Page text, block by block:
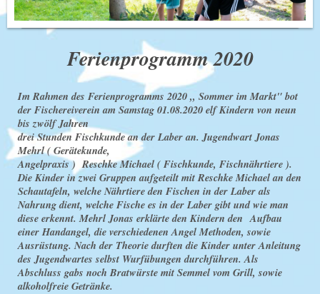
Ferienprogramm 2020
Im Rahmen des Ferienprogramms 2020 ,, Sommer im Markt" bot
der Fischereiverein am Samstag 01.08.2020 elf Kindern von neun
bis zwölf Jahren
drei Stunden Fischkunde an der Laber an. Jugendwart Jonas
Mehrl ( Gerätekunde,
Angelpraxis ) Reschke Michael ( Fischkunde, Fischnährtiere ).
Die Kinder in zwei Gruppen aufgeteilt mit Reschke Michael an den
Schautafeln, welche Nährtiere den Fischen in der Laber als
Nahrung dient, welche Fische es in der Laber gibt und wie man
diese erkennt. Mehrl Jonas erklärte den Kindern den Aufbau
einer Handangel, die verschiedenen Angel Methoden, sowie
Ausrüstung. Nach der Theorie durften die Kinder unter Anleitung
des Jugendwartes selbst Wurfübungen durchführen. Als
Abschluss gabs noch Bratwürste mit Semmel vom Grill, sowie
alkoholfreie Getränke.